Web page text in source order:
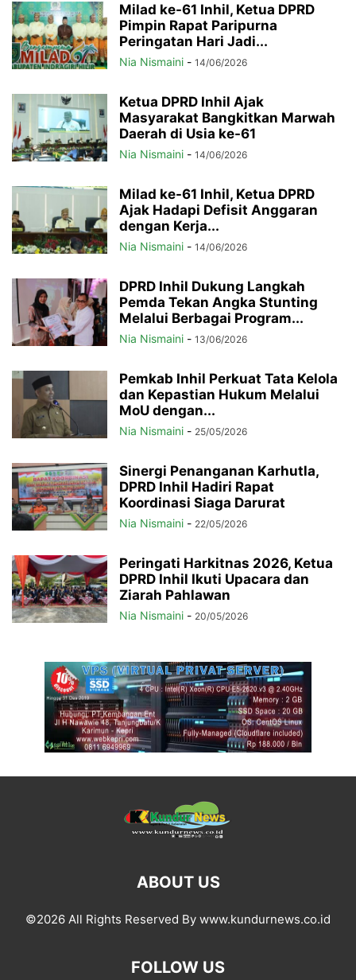
Milad ke-61 Inhil, Ketua DPRD
Pimpin Rapat Paripurna
Peringatan Hari Jadi...
Nia Nismaini - 14/06/2026
Ketua DPRD Inhil Ajak
Masyarakat Bangkitkan Marwah
Daerah di Usia ke-61
Nia Nismaini - 14/06/2026
Milad ke-61 Inhil, Ketua DPRD
Ajak Hadapi Defisit Anggaran
dengan Kerja...
Nia Nismaini - 14/06/2026
DPRD Inhil Dukung Langkah
Pemda Tekan Angka Stunting
Melalui Berbagai Program...
Nia Nismaini - 13/06/2026
Pemkab Inhil Perkuat Tata Kelola
dan Kepastian Hukum Melalui
MoU dengan...
Nia Nismaini - 25/05/2026
Sinergi Penanganan Karhutla,
DPRD Inhil Hadiri Rapat
Koordinasi Siaga Darurat
Nia Nismaini - 22/05/2026
Peringati Harkitnas 2026, Ketua
DPRD Inhil Ikuti Upacara dan
Ziarah Pahlawan
Nia Nismaini - 20/05/2026
ABOUT US
©2026 All Rights Reserved By www.kundurnews.co.id
FOLLOW US